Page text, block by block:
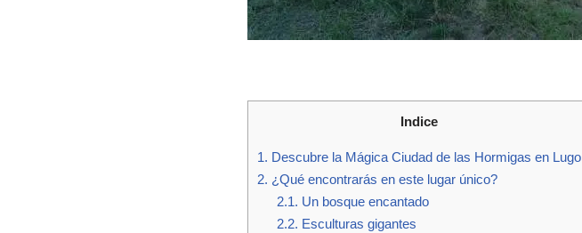
Indice
1. Descubre la Mágica Ciudad de las Hormigas en Lugo
2. ¿Qué encontrarás en este lugar único?
2.1. Un bosque encantado
2.2. Esculturas gigantes